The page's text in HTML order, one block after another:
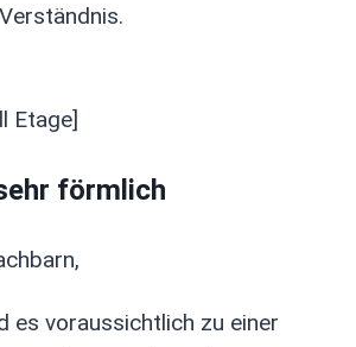
Etage]
förmlich
es voraussichtlich zu einer